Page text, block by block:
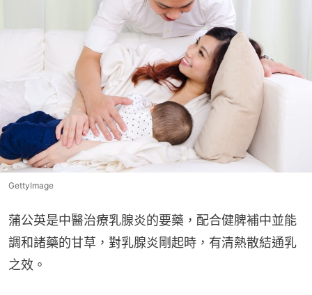
GettyImage
蒲公英是中醫治療乳腺炎的要藥，配合健脾補中並能
調和諸藥的甘草，對乳腺炎剛起時，有清熱散結通乳
之效。